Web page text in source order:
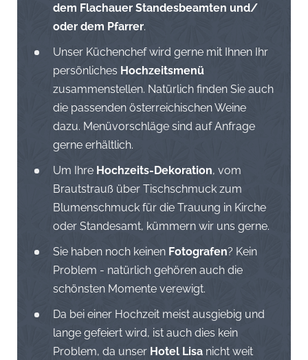
dem Flachauer Standesbeamten und/
oder dem Pfarrer.
Unser Küchenchef wird gerne mit Ihnen Ihr
persönliches Hochzeitsmenü
zusammenstellen. Natürlich finden Sie auch
die passenden österreichischen Weine
dazu. Menüvorschläge sind auf Anfrage
gerne erhältlich.
Um Ihre Hochzeits-Dekoration, vom
Brautstrauß über Tischschmuck zum
Blumenschmuck für die Trauung in Kirche
oder Standesamt, kümmern wir uns gerne.
Sie haben noch keinen Fotografen? Kein
Problem - natürlich gehören auch die
schönsten Momente verewigt.
Da bei einer Hochzeit meist ausgiebig und
lange gefeiert wird, ist auch dies kein
Problem, da unser Hotel Lisa nicht weit